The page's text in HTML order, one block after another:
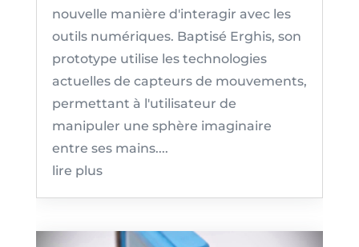
nouvelle manière d'interagir avec les
outils numériques. Baptisé Erghis, son
prototype utilise les technologies
actuelles de capteurs de mouvements,
permettant à l'utilisateur de
manipuler une sphère imaginaire
entre ses mains....
lire plus